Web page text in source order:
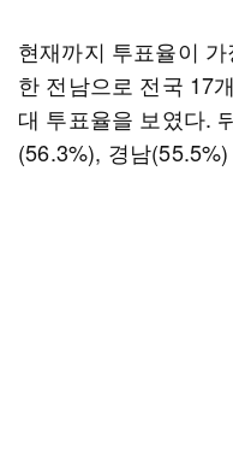
현재까지 투표율이
한 전남으로 전국 17
대 투표율을 보였다.
(56.3%), 경남